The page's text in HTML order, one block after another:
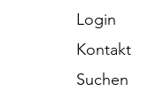
Login
Kontakt
Suchen